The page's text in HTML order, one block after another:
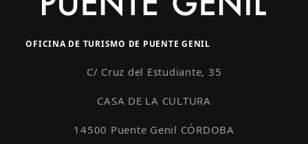
OFICINA DE TURISMO DE PUENTE GENIL
C/ Cruz del Estudiante, 35
CASA DE LA CULTURA
14500 Puente Genil CÓRDOBA